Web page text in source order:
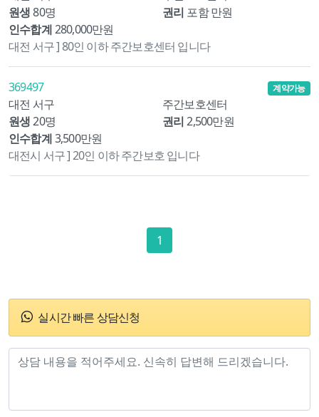
실시간 빠른 상담신청
원생 80명 권리 포함 만원
인수합계280,000만원
대전 서구 ] 80인 이하 주간보호센터 입니다
369497
대전 서구
주간보호센터
원생 20명 권리 2,500만원
인수합계3,500만원
계약가능
대전시 서구 ] 20인 이하 주간보호 입니다
1